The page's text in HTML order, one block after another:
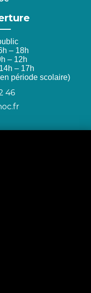
– 18h
– 12h
– 17h
période scolaire)
46